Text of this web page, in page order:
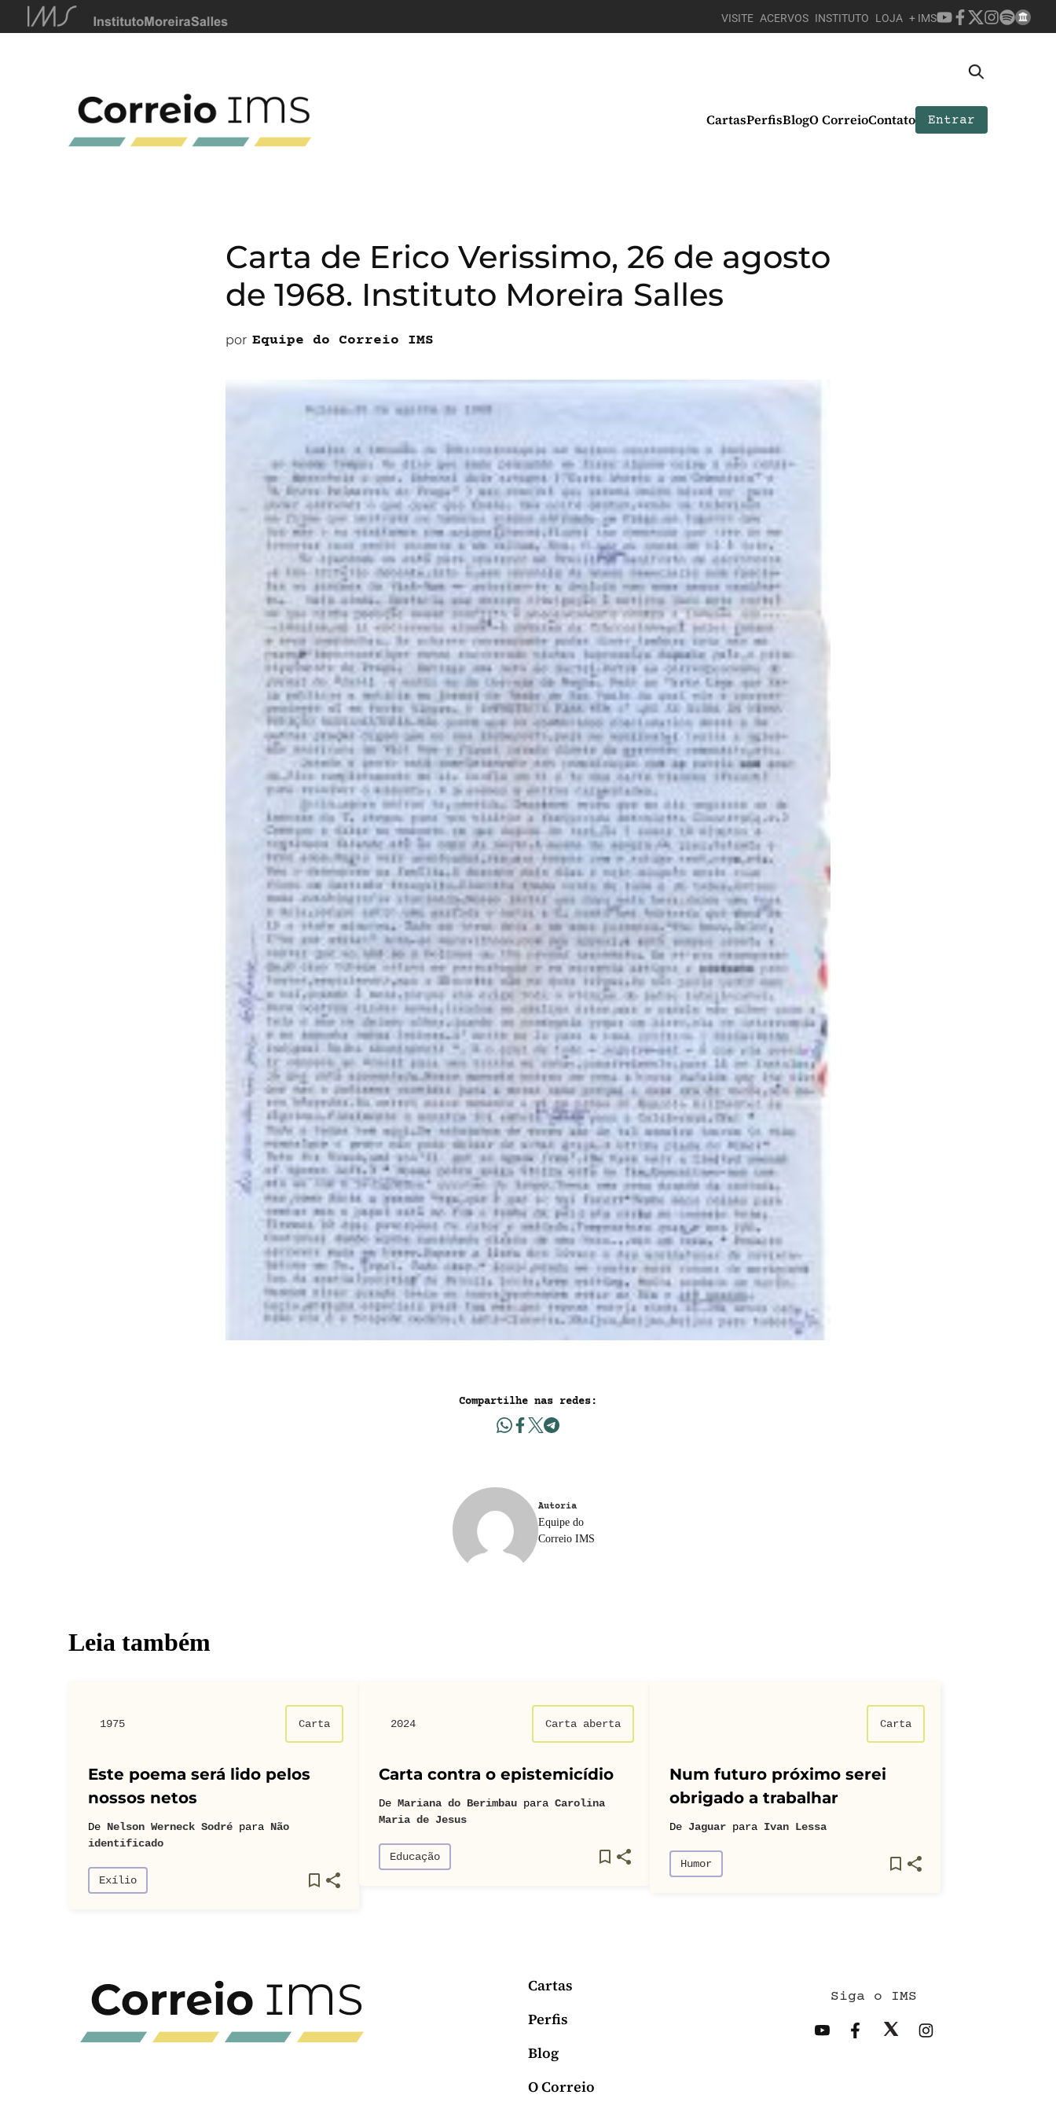
VISITE ACERVOS INSTITUTO LOJA + IMS
CartasPerfisBlogO CorreioContato Entrar
Carta de Erico Verissimo, 26 de agosto
de 1968. Instituto Moreira Salles
por Equipe do Correio IMS
Compartilhe nas redes:
Autoria
Equipe do
Correio IMS
Leia também
1975 Carta
Este poema será lido pelos
nossos netos
De Nelson Werneck Sodré para Não
identificado
Exílio
2024 Carta aberta
Carta contra o epistemicídio
De Mariana do Berimbau para Carolina
Maria de Jesus
Educação
Carta
Num futuro próximo serei
obrigado a trabalhar
De Jaguar para Ivan Lessa
Humor
Cartas
Perfis
Blog
O Correio
Siga o IMS